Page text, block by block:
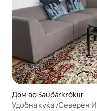
Дом во Sauðárkrókur
Удобна куќа /Северен